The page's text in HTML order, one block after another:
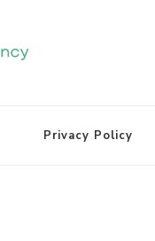
Privacy Policy